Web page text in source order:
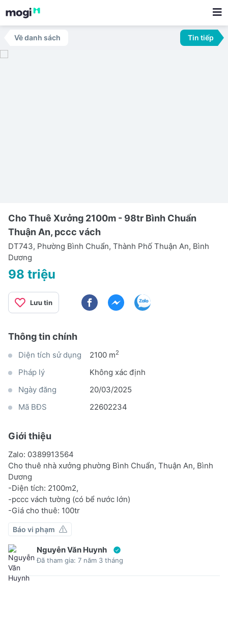
Về danh sách Tin tiếp
Cho Thuê Xưởng 2100m - 98tr Bình Chuẩn
Thuận An, pccc vách
DT743, Phường Bình Chuẩn, Thành Phố Thuận An, Bình
Dương
98 triệu
Lưu tin
Thông tin chính
Diện tích sử dụng 2100 m2
Pháp lý
Không xác định
Ngày đăng
20/03/2025
Mã BĐS
22602234
Giới thiệu
Zalo: 0389913564
Cho thuê nhà xưởng phường Bình Chuẩn, Thuận An, Bình
Dương
-Diện tích: 2100m2,
-pccc vách tường (có bể nước lớn)
-Giá cho thuê: 100tr
Báo vi phạm
Nguyễn Văn Huynh
Đã tham gia: 7 năm 3 tháng